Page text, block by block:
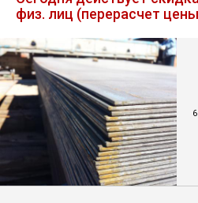
Лист
Уголок
Балка
Швеллер
физ. лиц (перерасчет